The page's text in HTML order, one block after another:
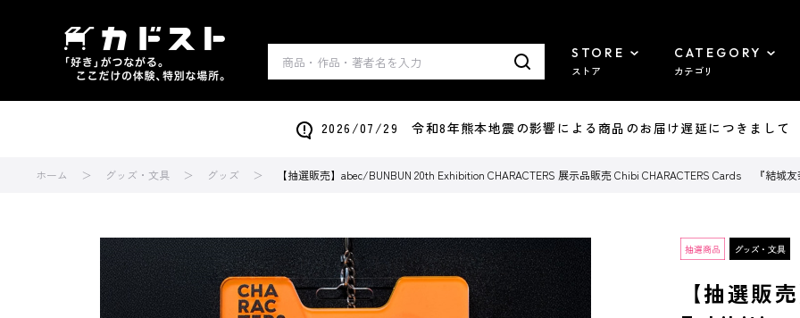
STORE
ストア
CATEGORY
カテゴリ
2026/07/29 令和8年熊本地震の影響による商品のお届け遅延につきまして
ホーム グッズ・文具 グッズ 【抽選販売】abec/BUNBUN 20th Exhibition CHARACTERS 展示品販売 Chibi CHARACTERS Cards 『結城
【抽選販